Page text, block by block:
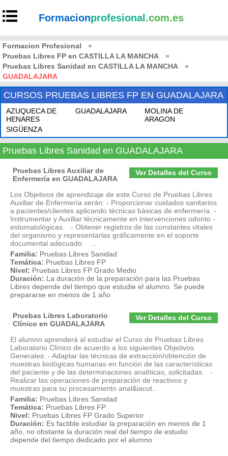
Formacionprofesional .com.es
Formacion Profesional
»
Pruebas Libres FP en CASTILLA LA MANCHA
»
Pruebas Libres Sanidad en CASTILLA LA MANCHA
»
GUADALAJARA
CURSOS PRUEBAS LIBRES FP EN GUADALAJARA
AZUQUECA DE
HENARES
GUADALAJARA
MOLINA DE
ARAGON
SIGÜENZA
Pruebas Libres Sanidad en GUADALAJARA
Ver Detalles del Curso
Pruebas Libres Auxiliar de
Enfermería en GUADALAJARA
Los Objetivos de aprendizaje de este Curso de Pruebas Libres
Auxiliar de Enfermería serán: - Proporcionar cuidados sanitarios
a pacientes/clientes aplicando técnicas básicas de enfermería. -
Instrumentar y Auxiliar técnicamente en intervenciones odonto -
estomatológicas. - Obtener registros de las constantes vitales
del organismo y representarlas gráficamente en el soporte
documental adecuado. ...
Familia: Pruebas Libres Sanidad
Temática: Pruebas Libres FP
Nivel: Pruebas Libres FP Grado Medio
Duración: La duración de la preparación para las Pruebas
Libres depende del tiempo que estudie el alumno. Se puede
prepararse en menos de 1 año
Ver Detalles del Curso
Pruebas Libres Laboratorio
Clínico en GUADALAJARA
El alumno aprenderá al estudiar el Curso de Pruebas Libres
Laboratorio Clínico de acuerdo a los siguientes Objetivos
Generales: - Adaptar las técnicas de extracción/obtención de
muestras biológicas humanas en función de las características
del paciente y de las determinaciones analíticas, solicitadas. -
Realizar las operaciones de preparación de reactivos y
muestras para su procesamiento anal&iacut...
Familia: Pruebas Libres Sanidad
Temática: Pruebas Libres FP
Nivel: Pruebas Libres FP Grado Superior
Duración: Es factible estudiar la preparación en menos de 1
año, no obstante la duración real del tiempo de estudio
depende del tiempo dedicado por el alumno